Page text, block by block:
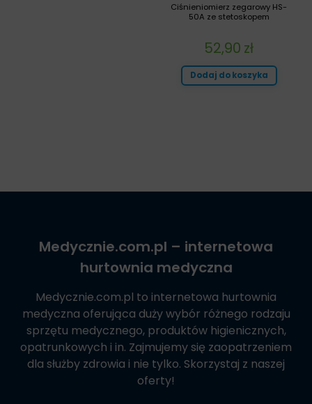
Ciśnieniomierz zegarowy HS-
50A ze stetoskopem
52,90 zł
Dodaj do koszyka
Medycznie.com.pl – internetowa
hurtownia medyczna
Medycznie.com.pl to internetowa hurtownia
medyczna oferująca duży wybór różnego rodzaju
sprzętu medycznego, produktów higienicznych,
opatrunkowych i in. Zajmujemy się zaopatrzeniem
dla służby zdrowia i nie tylko. Skorzystaj z naszej
oferty!